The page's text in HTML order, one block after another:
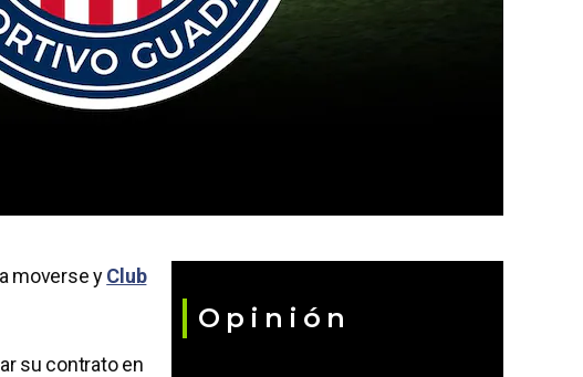
moverse yClub
su contrato en
Opinión